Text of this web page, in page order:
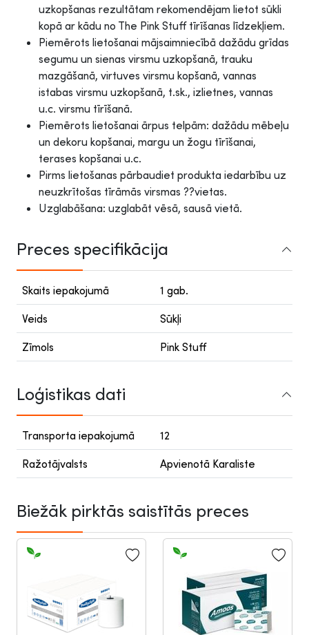
uzkopšanas rezultātam rekomendējam lietot sūkli
kopā ar kādu no The Pink Stuff tīrīšanas līdzekļiem.
Piemērots lietošanai mājsaimniecībā dažādu grīdas
segumu un sienas virsmu uzkopšanā, trauku
mazgāšanā, virtuves virsmu kopšanā, vannas
istabas virsmu uzkopšanā, t.sk., izlietnes, vannas
u.c. virsmu tīrīšanā.
Piemērots lietošanai ārpus telpām: dažādu mēbeļu
un dekoru kopšanai, margu un žogu tīrīšanai,
terases kopšanai u.c.
Pirms lietošanas pārbaudiet produkta iedarbību uz
neuzkrītošas tīrāmās virsmas ??vietas.
Uzglabāšana: uzglabāt vēsā, sausā vietā.
Preces specifikācija
Skaits iepakojumā 1 gab.
Veids Sūkļi
Zīmols Pink Stuff
Loģistikas dati
Transporta iepakojumā 12
Ražotājvalsts Apvienotā Karaliste
Biežāk pirktās saistītās preces